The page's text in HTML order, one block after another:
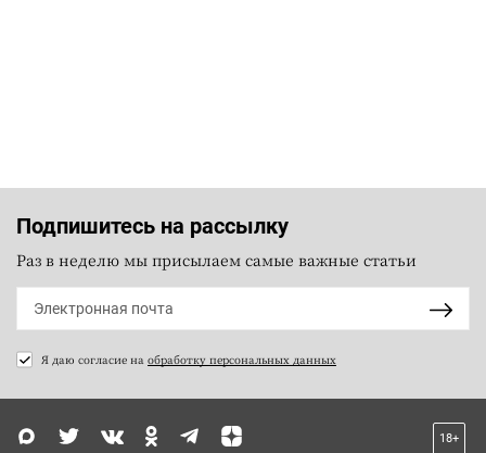
Подпишитесь на рассылку
Раз в неделю мы присылаем самые важные статьи
Я даю согласие на обработку персональных данных
18+